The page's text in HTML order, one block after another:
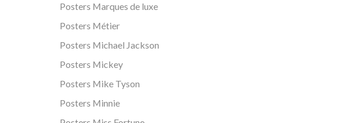
Posters Marques de luxe
Posters Métier
Posters Michael Jackson
Posters Mickey
Posters Mike Tyson
Posters Minnie